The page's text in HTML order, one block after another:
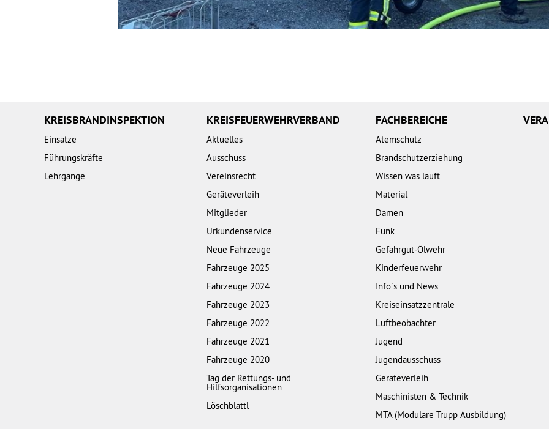
KREISBRANDINSPEKTION
Einsätze
Führungskräfte
Lehrgänge
KREISFEUERWEHRVERBAND
Aktuelles
Ausschuss
Vereinsrecht
Geräteverleih
Mitglieder
Urkundenservice
Neue Fahrzeuge
Fahrzeuge 2025
Fahrzeuge 2024
Fahrzeuge 2023
Fahrzeuge 2022
Fahrzeuge 2021
Fahrzeuge 2020
Tag der Rettungs- und
Hilfsorganisationen
Löschblattl
FACHBEREICHE
Atemschutz
Brandschutzerziehung
Wissen was läuft
Material
Damen
Funk
Gefahrgut-Ölwehr
Kinderfeuerwehr
Info´s und News
Kreiseinsatzzentrale
Luftbeobachter
Jugend
Jugendausschuss
Geräteverleih
Maschinisten & Technik
MTA (Modulare Trupp Ausbildung)